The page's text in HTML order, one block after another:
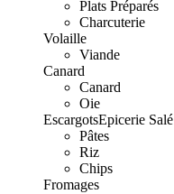
Plats Préparés
Charcuterie
Volaille
Viande
Canard
Canard
Oie
EscargotsEpicerie Salé
Pâtes
Riz
Chips
Fromages